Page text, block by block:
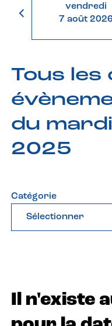
vendredi
7 août 2026
Tous
du
2025
Catégorie
Sélectionner
Il n'existe